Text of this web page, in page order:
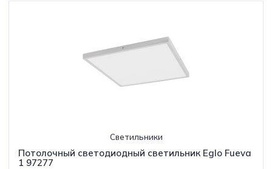
Светильники
Потолочный светодиодный светильник Eglo Fueva
1 97277